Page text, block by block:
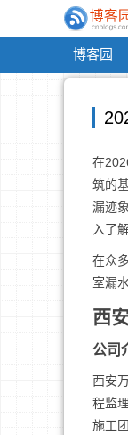
博客园
在
筑的
漏迹
入了
在众
室漏
西
公司
西安
程监
施工